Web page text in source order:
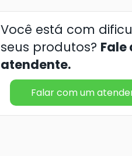
Você está com
seus produtos? Fale
atendente.
Falar com um